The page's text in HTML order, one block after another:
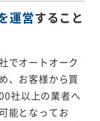
運営すること
でオートオーク
、お客様から買
社以上の業者へ
能となってお